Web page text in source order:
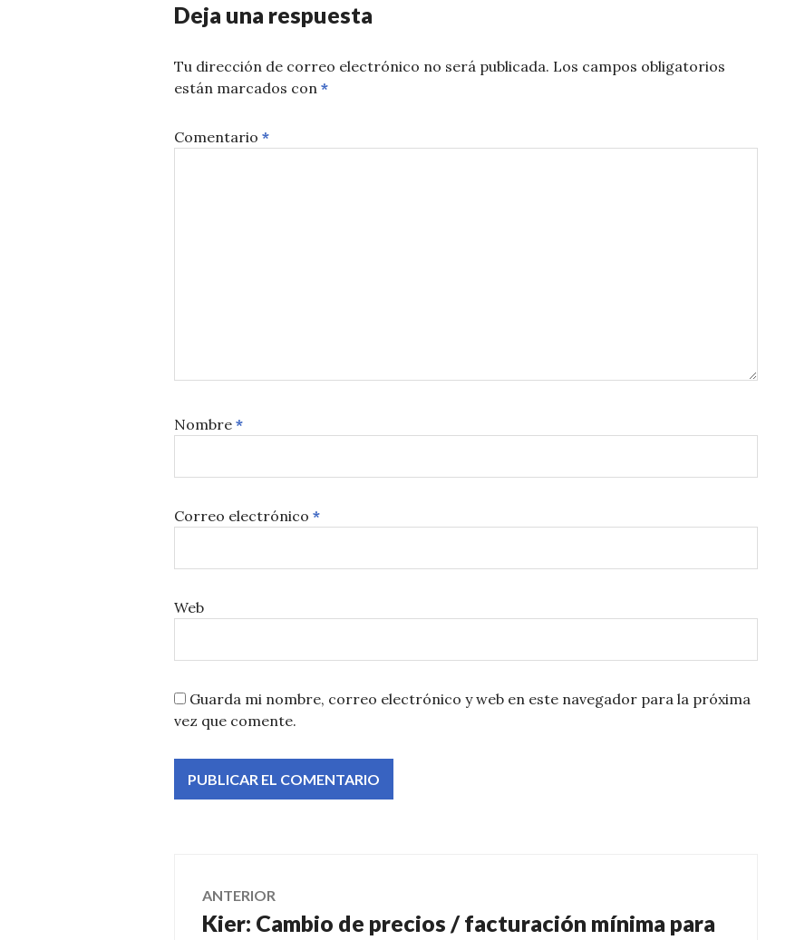
Deja una respuesta
Tu dirección de correo electrónico no será publicada. Los campos obligatorios
están marcados con *
Comentario *
Nombre *
Correo electrónico *
Web
Guarda mi nombre, correo electrónico y web en este navegador para la próxima
vez que comente.
Navegación
ANTERIOR
Entrada
Kier: Cambio de precios / facturación mínima para